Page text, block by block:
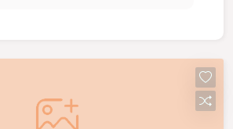
02 carros. Um imóvel
e pronto para morar.
e conheça!